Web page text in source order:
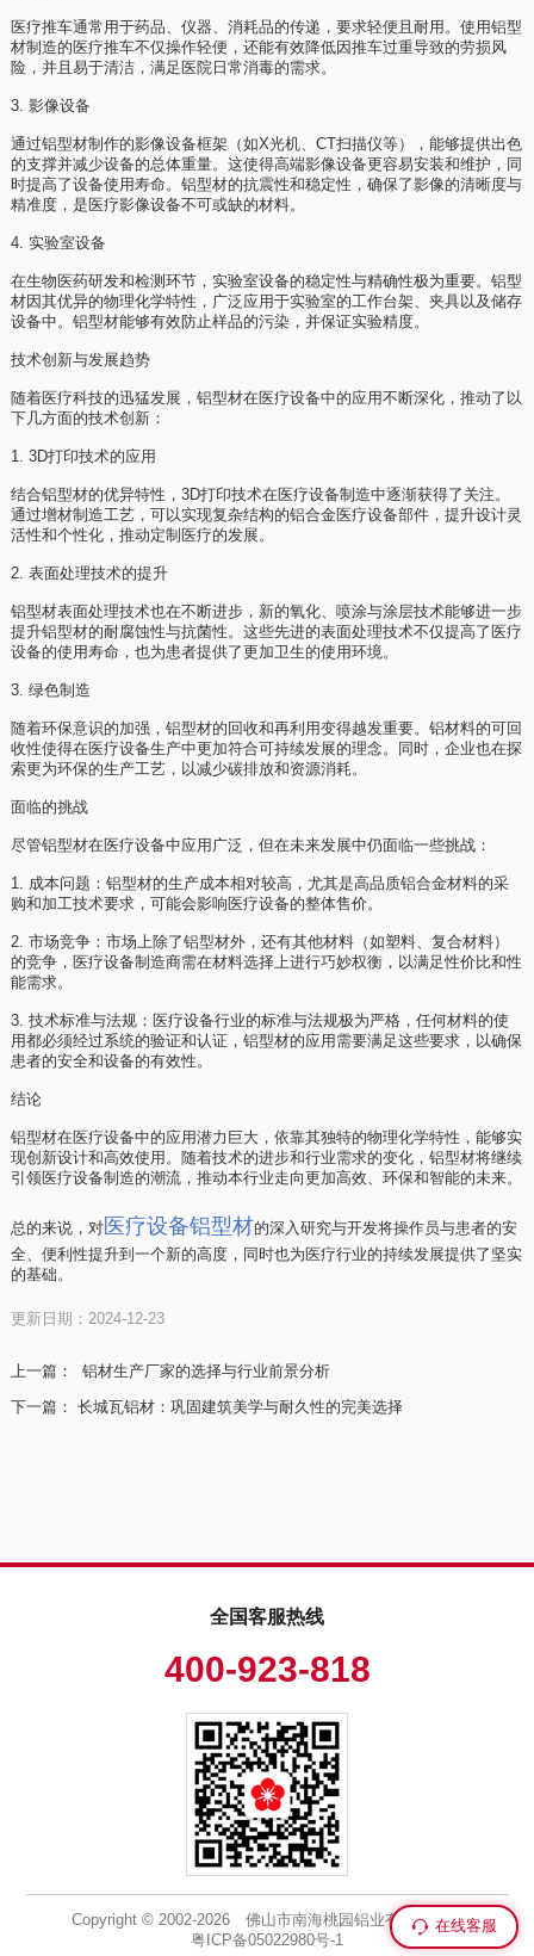
医疗推车通常用于药品、仪器、消耗品的传递，要求轻便且耐用。使用铝型
材制造的医疗推车不仅操作轻便，还能有效降低因推车过重导致的劳损风
险，并且易于清洁，满足医院日常消毒的需求。
3. 影像设备
通过铝型材制作的影像设备框架（如X光机、CT扫描仪等），能够提供出色
的支撑并减少设备的总体重量。这使得高端影像设备更容易安装和维护，同
时提高了设备使用寿命。铝型材的抗震性和稳定性，确保了影像的清晰度与
精准度，是医疗影像设备不可或缺的材料。
4. 实验室设备
在生物医药研发和检测环节，实验室设备的稳定性与精确性极为重要。铝型
材因其优异的物理化学特性，广泛应用于实验室的工作台架、夹具以及储存
设备中。铝型材能够有效防止样品的污染，并保证实验精度。
技术创新与发展趋势
随着医疗科技的迅猛发展，铝型材在医疗设备中的应用不断深化，推动了以
下几方面的技术创新：
1. 3D打印技术的应用
结合铝型材的优异特性，3D打印技术在医疗设备制造中逐渐获得了关注。
通过增材制造工艺，可以实现复杂结构的铝合金医疗设备部件，提升设计灵
活性和个性化，推动定制医疗的发展。
2. 表面处理技术的提升
铝型材表面处理技术也在不断进步，新的氧化、喷涂与涂层技术能够进一步
提升铝型材的耐腐蚀性与抗菌性。这些先进的表面处理技术不仅提高了医疗
设备的使用寿命，也为患者提供了更加卫生的使用环境。
3. 绿色制造
随着环保意识的加强，铝型材的回收和再利用变得越发重要。铝材料的可回
收性使得在医疗设备生产中更加符合可持续发展的理念。同时，企业也在探
索更为环保的生产工艺，以减少碳排放和资源消耗。
面临的挑战
尽管铝型材在医疗设备中应用广泛，但在未来发展中仍面临一些挑战：
1. 成本问题：铝型材的生产成本相对较高，尤其是高品质铝合金材料的采
购和加工技术要求，可能会影响医疗设备的整体售价。
2. 市场竞争：市场上除了铝型材外，还有其他材料（如塑料、复合材料）
的竞争，医疗设备制造商需在材料选择上进行巧妙权衡，以满足性价比和性
能需求。
3. 技术标准与法规：医疗设备行业的标准与法规极为严格，任何材料的使
用都必须经过系统的验证和认证，铝型材的应用需要满足这些要求，以确保
患者的安全和设备的有效性。
结论
铝型材在医疗设备中的应用潜力巨大，依靠其独特的物理化学特性，能够实
现创新设计和高效使用。随着技术的进步和行业需求的变化，铝型材将继续
引领医疗设备制造的潮流，推动本行业走向更加高效、环保和智能的未来。
总的来说，对医疗设备铝型材的深入研究与开发将操作员与患者的安
全、便利性提升到一个新的高度，同时也为医疗行业的持续发展提供了坚实
的基础。
更新日期：2024-12-23
上一篇：
铝材生产厂家的选择与行业前景分析
下一篇： 长城瓦铝材：巩固建筑美学与耐久性的完美选择
全国客服热线
400-923-818
Copyright © 2002-2026 佛山市南海桃园铝业有限公司
粤ICP备05022980号-1
在线客服